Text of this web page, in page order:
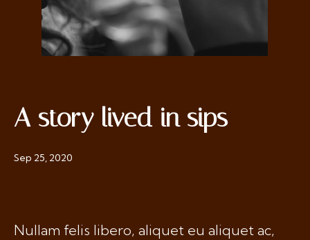
A story lived in sips
Sep 25, 2020
Nullam felis libero, aliquet eu aliquet ac,